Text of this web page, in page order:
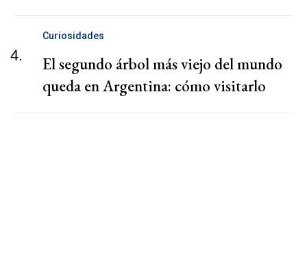
4.
Curiosidades
El segundo árbol más viejo del mundo
queda en Argentina: cómo visitarlo